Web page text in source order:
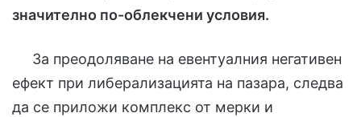
значително по-облекчени условия.
За преодоляване на евентуалния негативен
ефект при либерализацията на пазара, следва
да се приложи комплекс от мерки и